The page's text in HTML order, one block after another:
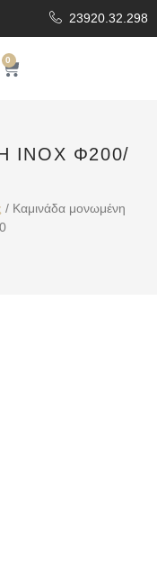
23920.32.298
0
ΙΝΟΧ Φ200/
/ Καμινάδα μονωμένη